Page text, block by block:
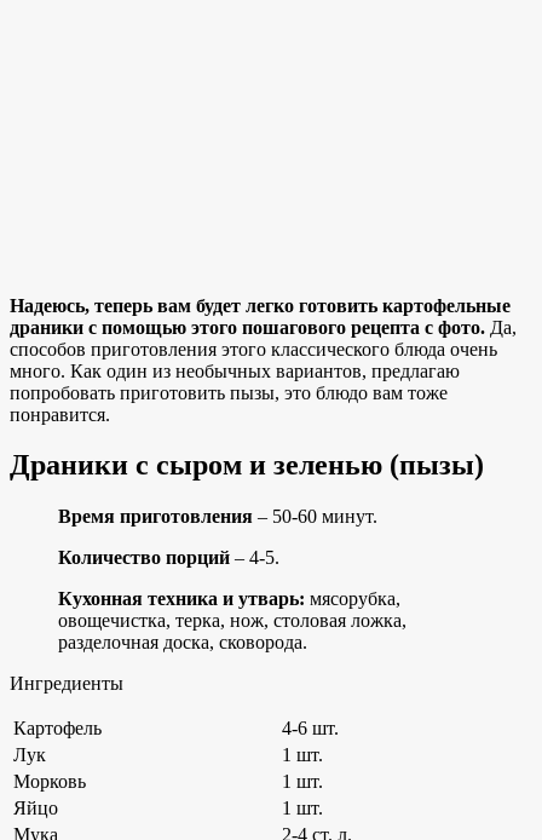
Надеюсь, теперь вам будет легко готовить картофельные
драники с помощью этого пошагового рецепта с фото. Да,
способов приготовления этого классического блюда очень
много. Как один из необычных вариантов, предлагаю
попробовать приготовить пызы, это блюдо вам тоже
понравится.
Драники с сыром и зеленью (пызы)
Время приготовления – 50-60 минут.
Количество порций – 4-5.
Кухонная техника и утварь: мясорубка,
овощечистка, терка, нож, столовая ложка,
разделочная доска, сковорода.
Ингредиенты
Картофель
4-6 шт.
Лук
1 шт.
Морковь
1 шт.
Яйцо
1 шт.
Мука
2-4 ст. л.